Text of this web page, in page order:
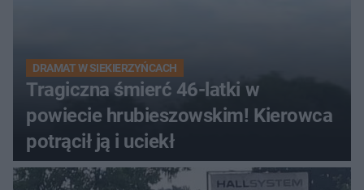
DRAMAT W SIEKIERZYŃCACH
Tragiczna śmierć 46-latki w
powiecie hrubieszowskim! Kierowca
potrącił ją i uciekł